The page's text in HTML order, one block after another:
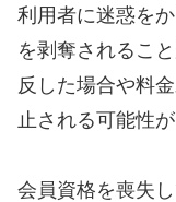
利用者に迷惑を
を剥奪されるこ
反した場合や料
止される可能性が
会員資格を喪失